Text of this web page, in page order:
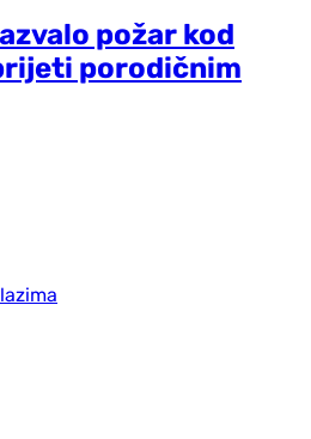
požar kod
porodičnim